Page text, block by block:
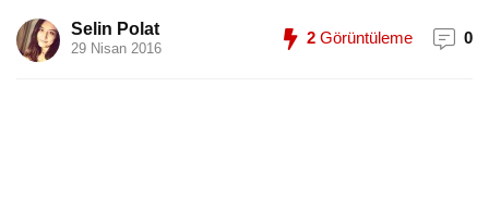
Selin Polat
29 Nisan 2016
2 Görüntüleme 0